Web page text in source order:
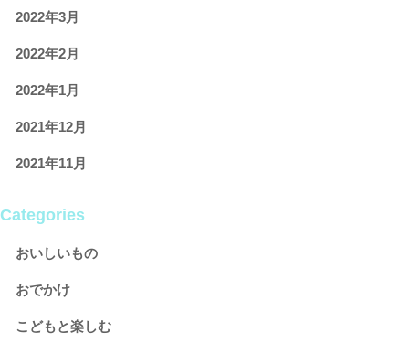
2022年3月
2022年2月
2022年1月
2021年12月
2021年11月
Categories
おいしいもの
おでかけ
こどもと楽しむ